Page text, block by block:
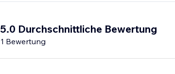
5.0 Durchschnittliche Bewertung
1 Bewertung